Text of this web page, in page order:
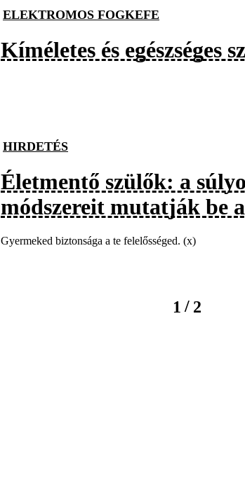
ELEKTROMOS FOGKEFE
Kíméletes és egészséges
HIRDETÉS
Életmentő szülők: a
módszereit mutatják be
Gyermeked biztonsága a te felelősséged. (x)
1 / 2